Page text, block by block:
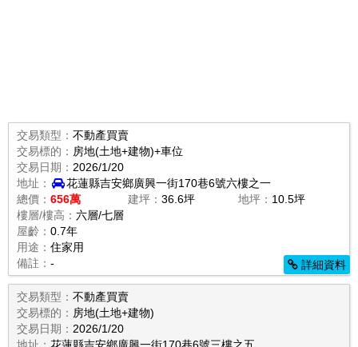
交易類型： 不動產買賣
交易標的： 房地(土地+建物)+車位
交易日期： 2026/1/20
地址：
花蓮縣吉安鄉廣興一街170巷6號六樓之一
總價： 656萬 建坪： 36.6坪 地坪： 10.5坪
樓層/樓高： 六層/七層
屋齡： 0.7年
用途： 住家用
備註： - 詳細資料
交易類型： 不動產買賣
交易標的： 房地(土地+建物)
交易日期： 2026/1/20